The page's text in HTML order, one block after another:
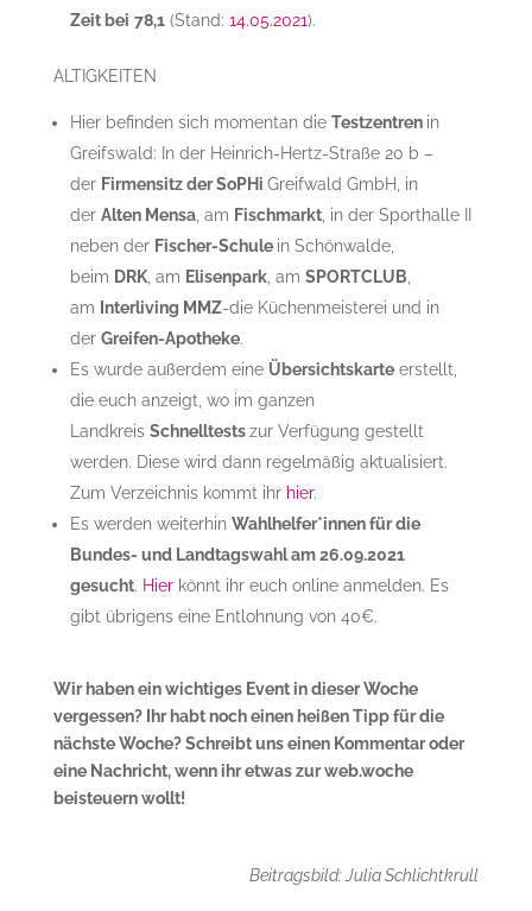
Zeit bei 78,1(Stand: 14.05.2021).
ALTIGKEITEN
Hier befinden sich momentan die Testzentren in
Greifswald: In der Heinrich-Hertz-Straße 20 b –
der Firmensitz der SoPHi Greifwald GmbH, in
der Alten Mensa, am Fischmarkt, in der Sporthalle II
neben der Fischer-Schule in Schönwalde,
beim DRK, am Elisenpark, am SPORTCLUB
am
Interliving MMZ-die Küchenmeisterei und in
der Greifen-Apotheke.
Es wurde außerdem eine Übersichtskarteerstellt,
die euch anzeigt, wo im ganzen
Landkreis Schnelltestszur Verfügung gestellt
werden. Diese wird dann regelmäßig aktualisiert.
Zum Verzeichnis kommt ihr hier.
Es werden weiterhin Wahlhelfer*innen für die
Bundes- und Landtagswahl am 26.09.2021
gesucht. Hierkönnt ihr euch online anmelden. Es
gibt übrigens eine Entlohnung von 40€.
Wir haben ein wichtiges Event in dieser Woche
vergessen? Ihr habt noch einen heißen Tipp für die
nächste Woche? Schreibt uns einen Kommentar oder
eine Nachricht, wenn ihr etwas zur web.woche
beisteuern wollt!
Beitragsbild: Julia Schlichtkrull